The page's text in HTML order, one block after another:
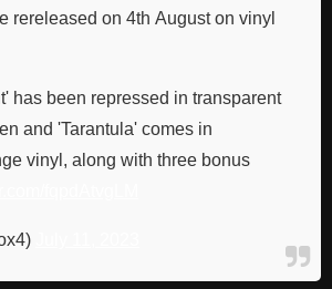
rereleased on 4th August on vinyl
has been repressed in transparent
and 'Tarantula' comes in
vinyl, along with three bonus